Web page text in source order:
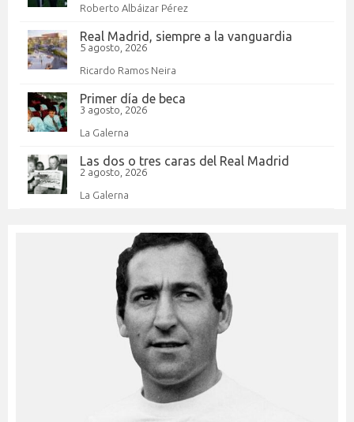
Roberto Albáizar Pérez
Real Madrid, siempre a la vanguardia
5 agosto, 2026
Ricardo Ramos Neira
Primer día de beca
3 agosto, 2026
La Galerna
Las dos o tres caras del Real Madrid
2 agosto, 2026
La Galerna